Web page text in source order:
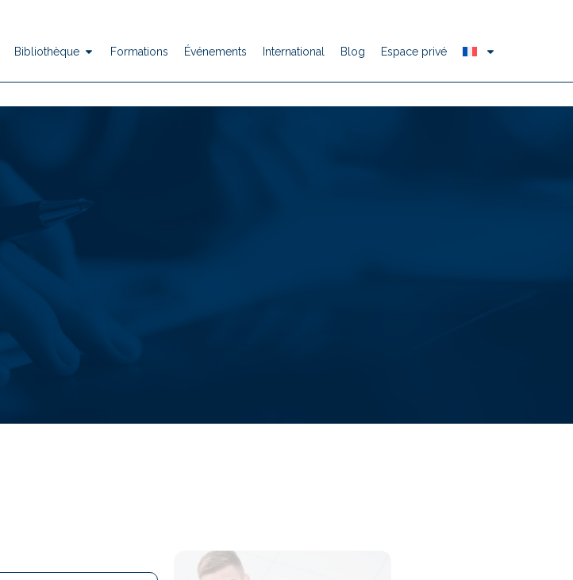
Bibliothèque Formations Événements International Blog Espace privé